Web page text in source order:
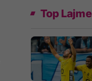
Top Lajme